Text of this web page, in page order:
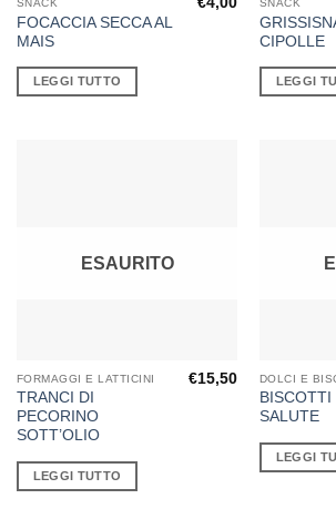
SNACK
FOCACCIA SECCA AL
MAIS
LEGGI TUTTO
SNACK
CIPOLLE
LEGGI
ESAURITO
FORMAGGI E LATTICINI
TRANCI DI
PECORINO
SOTT’OLIO
€15,50
LEGGI TUTTO
DOLCI E
BISCOTTI
SALUTE
LEGGI